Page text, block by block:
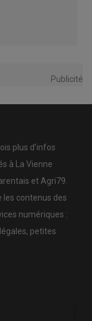
Publicité
plus d’infos
à La Vienne
et Agri79.
les contenus des
numériques :
petites